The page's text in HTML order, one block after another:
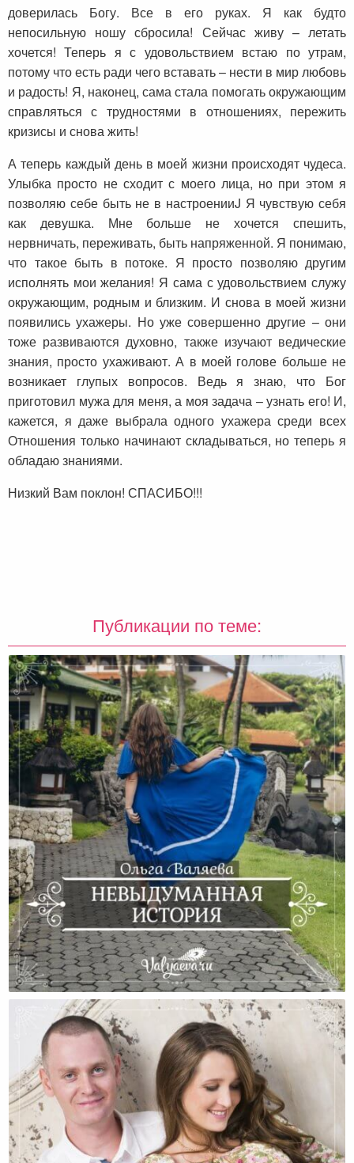
доверилась Богу. Все в его руках. Я как будто
непосильную ношу сбросила! Сейчас живу – летать
хочется! Теперь я с удовольствием встаю по утрам,
потому что есть ради чего вставать – нести в мир любовь
и радость! Я, наконец, сама стала помогать окружающим
справляться с трудностями в отношениях, пережить
кризисы и снова жить!
А теперь каждый день в моей жизни происходят чудеса.
Улыбка просто не сходит с моего лица, но при этом я
позволяю себе быть не в настроенииJ Я чувствую себя
как девушка. Мне больше не хочется спешить,
нервничать, переживать, быть напряженной. Я понимаю,
что такое быть в потоке. Я просто позволяю другим
исполнять мои желания! Я сама с удовольствием служу
окружающим, родным и близким. И снова в моей жизни
появились ухажеры. Но уже совершенно другие – они
тоже развиваются духовно, также изучают ведические
знания, просто ухаживают. А в моей голове больше не
возникает глупых вопросов. Ведь я знаю, что Бог
приготовил мужа для меня, а моя задача – узнать его! И,
кажется, я даже выбрала одного ухажера среди всех
Отношения только начинают складываться, но теперь я
обладаю знаниями.
Низкий Вам поклон! СПАСИБО!!!
Публикации по теме:
Невыдуманная История